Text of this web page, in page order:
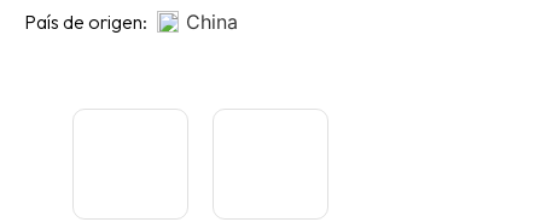
País de origen: China